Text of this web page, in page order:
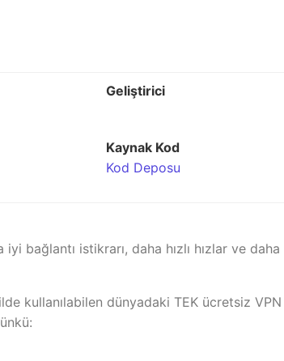
Geliştirici
Kaynak Kod
Kod Deposu
bağlantı istikrarı, daha hızlı hızlar ve daha
kullanılabilen dünyadaki TEK ücretsiz VPN